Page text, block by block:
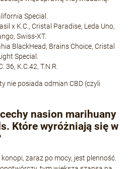
Special.
x K.C., Cristal Paradise, Leda Uno,
Swiss-XT.
BlackHead, Brains Choice, Cristal
Special.
36, K.C.42, T.N.R.
nie posiada odmian CBD (czyli
nasion marihuany
Które wyróżniają się w
zaraz po mocy, jest plenność.